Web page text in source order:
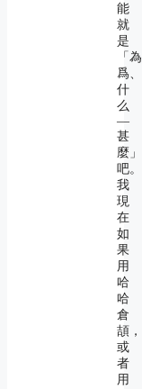
能
就
是
「為
爲、
什
么
―
甚
麼」
吧。
我
現
在
如
果
用
哈
哈
倉
頡，
或
者
用